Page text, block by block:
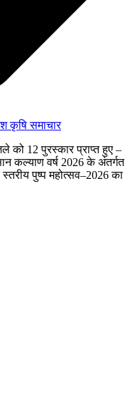
कृषि समाचार
को 12 पुरस्कार प्राप्त हुए –
कल्याण वर्ष 2026 के अंतर्गत
पुष्प महोत्सव–2026 का